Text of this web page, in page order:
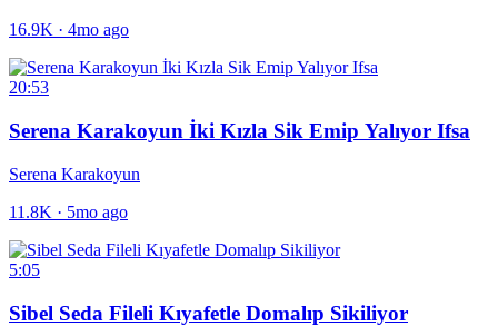
16.9K · 4mo ago
20:53
Serena Karakoyun İki Kızla Sik Emip Yalıyor Ifsa
Serena Karakoyun
11.8K · 5mo ago
5:05
Sibel Seda Fileli Kıyafetle Domalıp Sikiliyor